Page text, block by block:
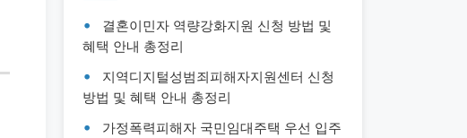
결혼이민자 역량강화지원 신청 방법 및
혜택 안내 총정리
지역디지털성범죄피해자지원센터 신청
방법 및 혜택 안내 총정리
가정폭력피해자 국민임대주택 우선 입주